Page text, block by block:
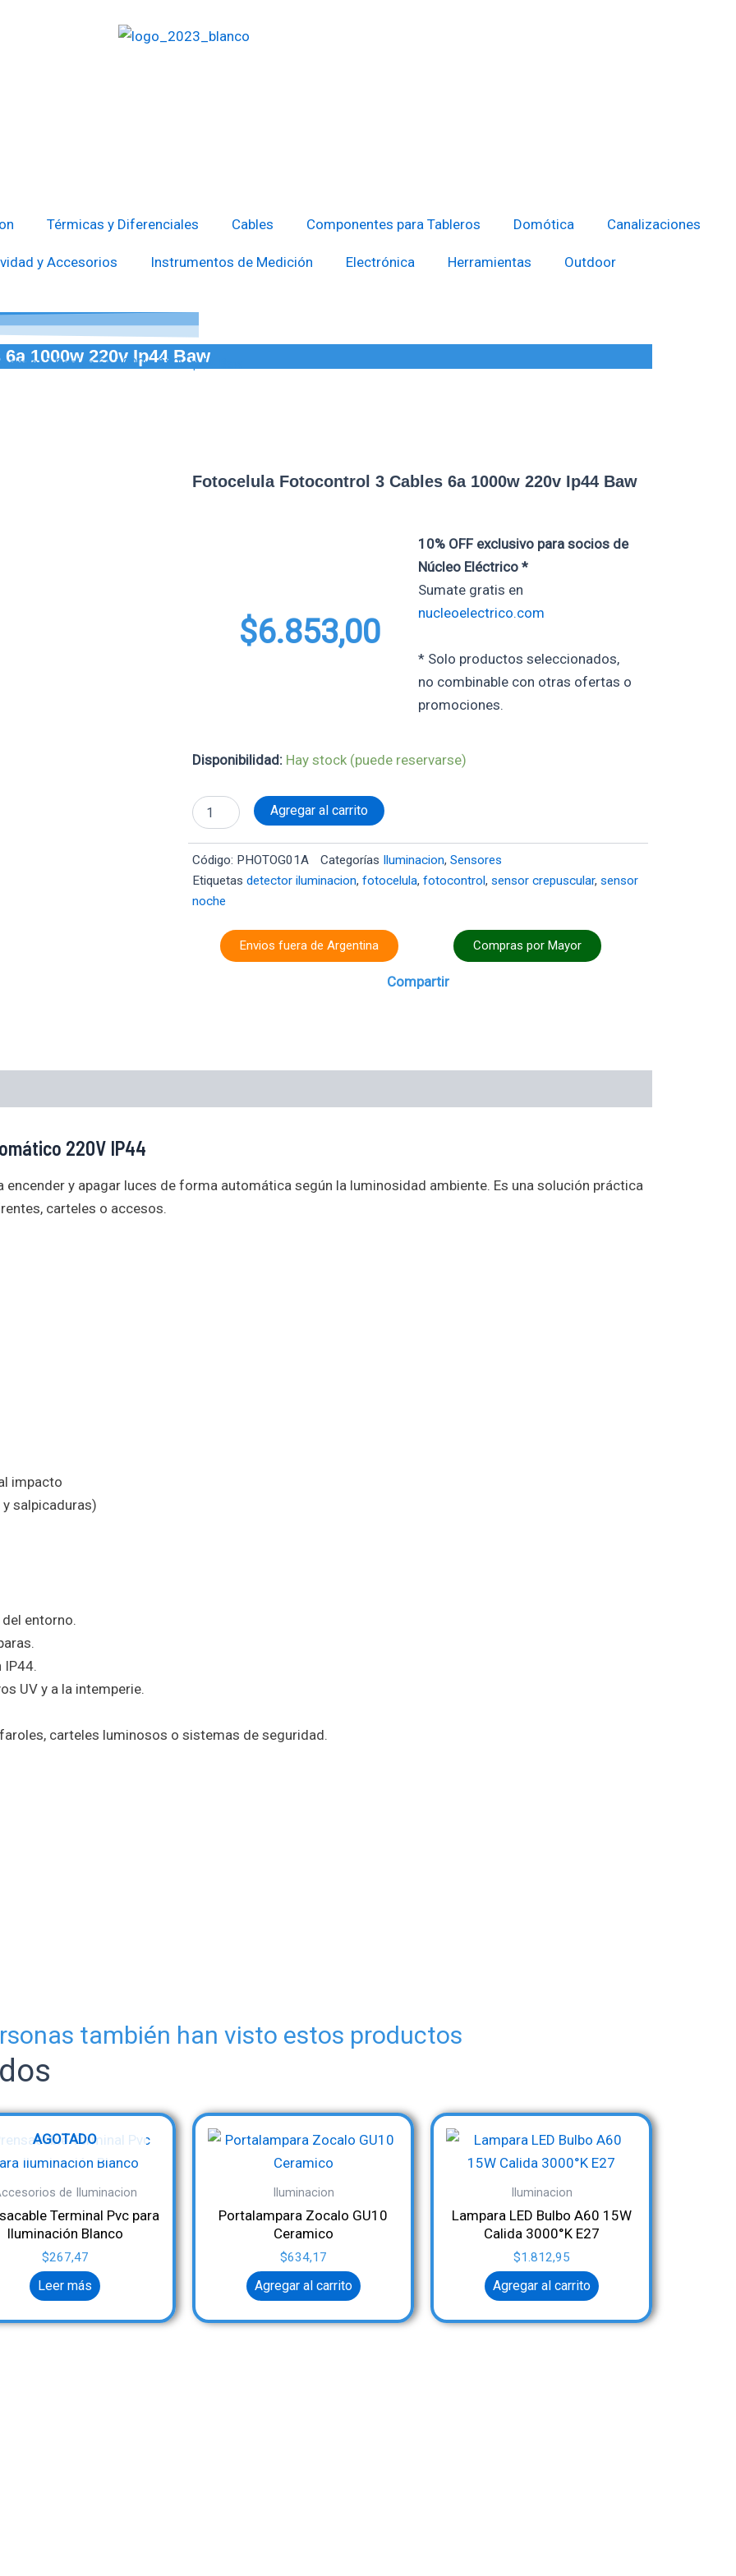
Térmicas y Diferenciales Cables Componentes para Tableros Domótica Canalizaciones
y Accesorios Instrumentos de Medición Electrónica Herramientas Outdoor
1000w 220v Ip44 Baw
3 Cables 6a 1000w 220v Ip44 Baw
Fotocelula Fotocontrol 3 Cables 6a 1000w 220v Ip44 Baw
$6.853,00
10% OFF exclusivo para socios de
Núcleo Eléctrico *
Sumate gratis en
nucleoelectrico.com
* Solo productos seleccionados,
no combinable con otras ofertas o
promociones.
Disponibilidad: Hay stock (puede reservarse)
Fotocelula
Cables
6a
220v
Baw
cantidad
Agregar al carrito
Código: PHOTOG01A Categorías Iluminacion, Sensores
Etiquetas detector iluminacion, fotocelula, fotocontrol, sensor crepuscular, sensor
noche
Envios fuera de Argentina Compras por Mayor
Compartir
220V IP44
y apagar luces de forma automática según la luminosidad ambiente. Es una solución práctica
carteles o accesos.
impacto
salpicaduras)
entorno.
UV y a la intemperie.
carteles luminosos o sistemas de seguridad.
también han visto estos productos
AGOTADO
de Iluminacion
Terminal Pvc para
Iluminación Blanco
$267,47
Leer más
Iluminacion
Portalampara Zocalo GU10
Ceramico
$634,17
Agregar al carrito
Iluminacion
Lampara LED Bulbo A60 15W
Calida 3000°K E27
$1.812,95
Agregar al carrito